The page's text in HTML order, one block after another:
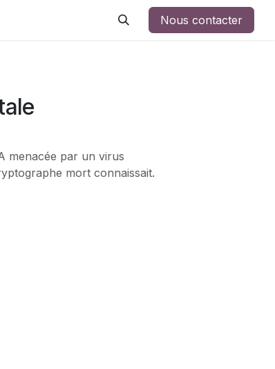
Nous contacter
menacée par un virus
mort connaissait.